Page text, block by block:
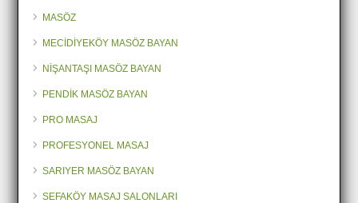
MASÖZ
MECİDİYEKÖY MASÖZ BAYAN
NİŞANTAŞI MASÖZ BAYAN
PENDİK MASÖZ BAYAN
PRO MASAJ
PROFESYONEL MASAJ
SARIYER MASÖZ BAYAN
SEFAKÖY MASAJ SALONLARI